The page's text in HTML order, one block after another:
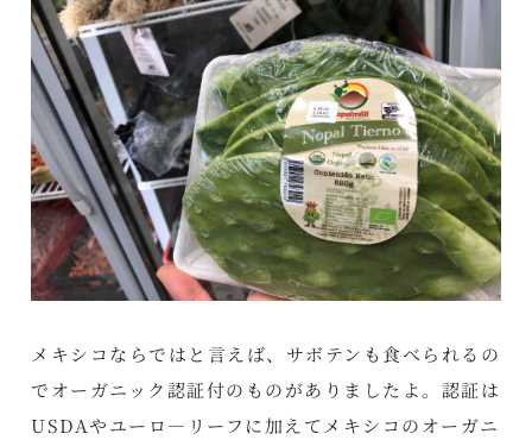
メキシコならではと言えば、サボテンも食べられるの
でオーガニック認証付のものがありましたよ。認証は
USDAやユーロ―リーフに加えてメキシコのオーガニ